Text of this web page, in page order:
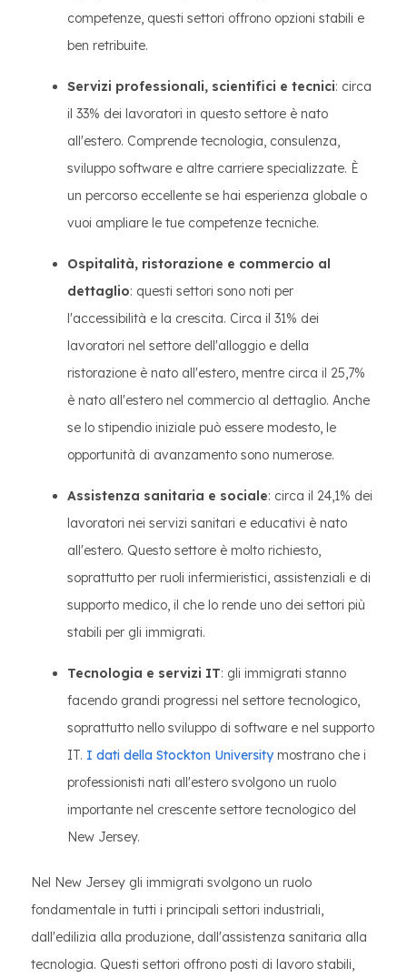
competenze, questi settori offrono opzioni stabili e
ben retribuite.
Servizi professionali, scientifici e tecnici: circa
il 33% dei lavoratori in questo settore è nato
all'estero. Comprende tecnologia, consulenza,
sviluppo software e altre carriere specializzate. È
un percorso eccellente se hai esperienza globale o
vuoi ampliare le tue competenze tecniche.
Ospitalità, ristorazione e commercio al
dettaglio: questi settori sono noti per
l'accessibilità e la crescita. Circa il 31% dei
lavoratori nel settore dell'alloggio e della
ristorazione è nato all'estero, mentre circa il 25,7%
è nato all'estero nel commercio al dettaglio. Anche
se lo stipendio iniziale può essere modesto, le
opportunità di avanzamento sono numerose.
Assistenza sanitaria e sociale: circa il 24,1% dei
lavoratori nei servizi sanitari e educativi è nato
all'estero. Questo settore è molto richiesto,
soprattutto per ruoli infermieristici, assistenziali e di
supporto medico, il che lo rende uno dei settori più
stabili per gli immigrati.
Tecnologia e servizi IT: gli immigrati stanno
facendo grandi progressi nel settore tecnologico,
soprattutto nello sviluppo di software e nel supporto
IT. I dati della Stockton Universitymostrano che i
professionisti nati all'estero svolgono un ruolo
importante nel crescente settore tecnologico del
New Jersey.
Nel New Jersey gli immigrati svolgono un ruolo
fondamentale in tutti i principali settori industriali,
dall'edilizia alla produzione, dall'assistenza sanitaria alla
tecnologia. Questi settori offrono posti di lavoro stabili,